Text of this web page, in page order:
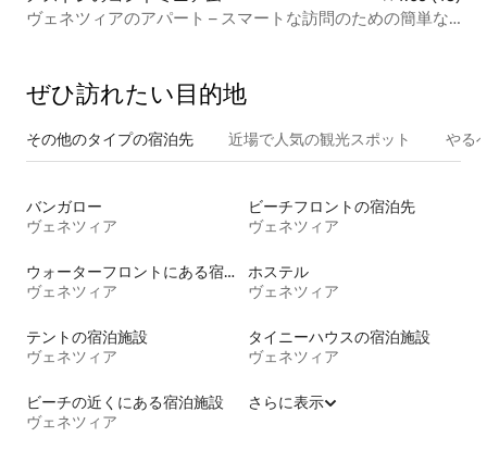
ヴェネツィアのアパート – スマートな訪問のための簡単な
ぜひ訪⁠れ⁠た⁠い目⁠的⁠地
その他のタ⁠イ⁠プ⁠の宿⁠泊⁠先 近場で人気の観光スポット やる
バンガロー
ヴェネツィア
ビーチフロントの宿泊先
ヴェネツィア
ウォーターフロントにある宿泊施設
ヴェネツィア
ホステル
ヴェネツィア
テントの宿泊施設
ヴェネツィア
タイニーハウスの宿泊施設
ヴェネツィア
ビーチの近くにある宿泊施設
ヴェネツィア
さらに表示